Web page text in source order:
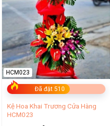
Đã đặt 510
HCM023
Kệ Hoa Khai Trương Cửa Hàng
HCM023